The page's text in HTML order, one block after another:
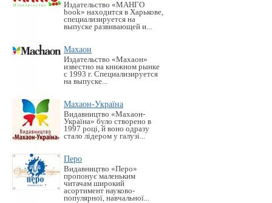
Издательство «MАНГО
book» находится в Харькове,
специализируется на
выпуске развивающей и...
Махаон
Издательство «Махаон»
известно на книжном рынке
с 1993 г. Специализируется
на выпуске...
Махаон-Україна
Видавництво «Махаон-
Україна» було створено в
1997 році, й воно одразу
стало лідером у галузі...
Перо
Видавництво «Перо»
пропонує маленьким
читачам широкий
асортимент науково-
популярної, навчальної...